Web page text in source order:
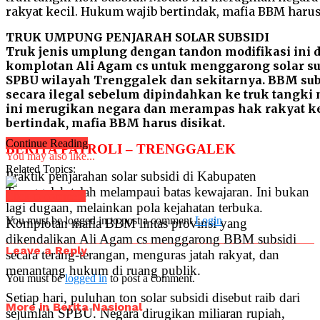
TRUK UMPUNG PENJARAH SOLAR SUBSIDI
Truk jenis umplung dengan tandon modifikasi ini
komplotan Ali Agam cs untuk menggarong solar
SPBU wilayah Trenggalek dan sekitarnya. BBM
secara ilegal sebelum dipindahkan ke truk tangki
ini merugikan negara dan merampas hak rakyat
bertindak, mafia BBM harus disikat.
BERITA PATROLI – TRENGGALEK
Praktik penjarahan solar subsidi di Kabupaten
Trenggalek telah melampaui batas kewajaran. Ini bukan
lagi dugaan, melainkan pola kejahatan terbuka.
Komplotan mafia BBM lintas provinsi yang
dikendalikan Ali Agam cs menggarong BBM subsidi
secara terang-terangan, menguras jatah rakyat, dan
menantang hukum di ruang publik.
Setiap hari, puluhan ton solar subsidi disebut raib dari
sejumlah SPBU. Negara dirugikan miliaran rupiah,
Continue Reading
You may also like...
Related Topics:
You must be logged in to post a commentLogin
Leave a Reply
You must belogged into post a comment.
More in Berita Nasional